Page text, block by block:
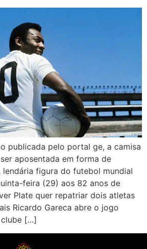
publicada pelo portal ge, a camisa
aposentada em forma de
lendária figura do futebol mundial
feira (29) aos 82 anos de
Plate quer repatriar dois atletas
Ricardo Gareca abre o jogo
clube […]